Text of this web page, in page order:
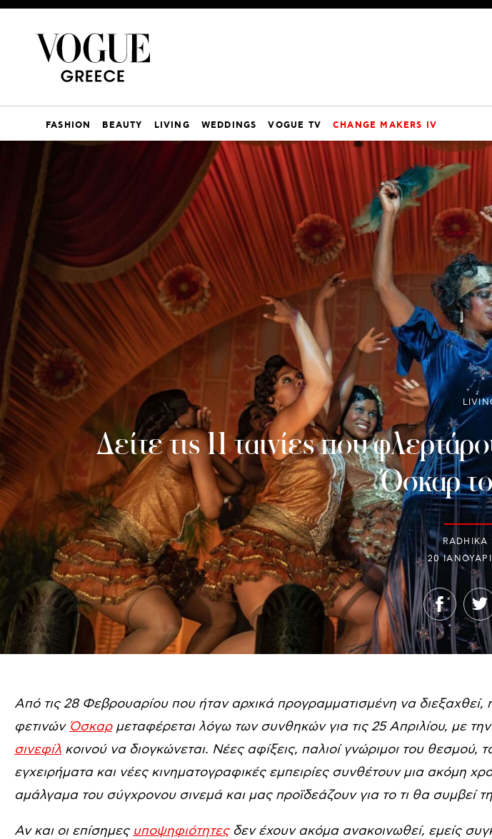
FASHION BEAUTY LIVING WEDDINGS VOGUE TV CHANGE MAKERS IV
Δείτε τις 11 ταινίες που
Όσκαρ
RADHIKA
20
Από τις 28 Φεβρουαρίου που ήταν αρχικά προγραμματισμένη να
φετινών Όσκαρμεταφέρεται λόγω των συνθηκών για τις 25 Απριλίου, με
σινεφίλ κοινού να διογκώνεται. Νέες αφίξεις, παλιοί γνώριμοι του θεσμού,
εγχειρήματα και νέες κινηματογραφικές εμπειρίες συνθέτουν μια ακόμη
αμάλγαμα του σύγχρονου σινεμά και μας προϊδεάζουν για το τι θα συμβεί
Αν και οι επίσημες υποψηφιότητεςδεν έχουν ακόμα ανακοινωθεί, εμείς